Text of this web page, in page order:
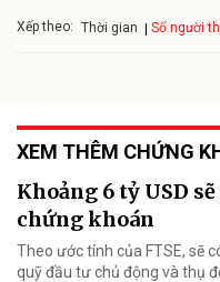
Xếp theo: Thời gian Số người
XEM THÊM CHỨNG
Khoảng 6 tỷ USD
chứng khoán
Theo ước tính của FTSE, sẽ
quỹ đầu tư chủ động và thụ